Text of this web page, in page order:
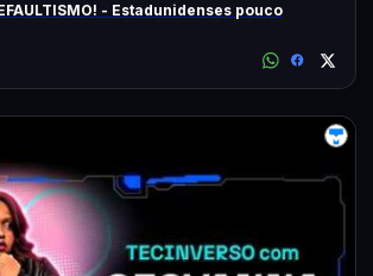
- Estadunidenses pouco